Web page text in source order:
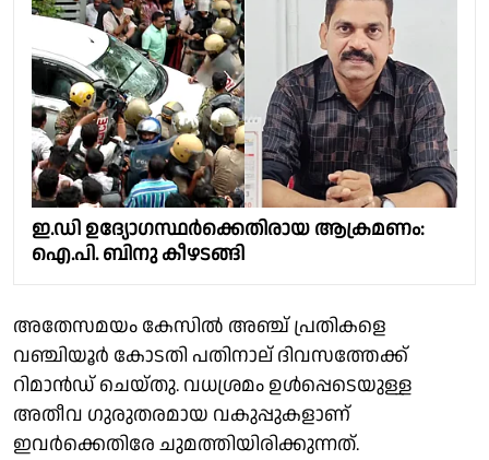
ഇ.ഡി ഉദ്യോഗസ്ഥർക്കെതിരായ ആക്രമണം:
ഐ.പി. ബിനു കീഴടങ്ങി
അതേസമയം കേസില്‍ അഞ്ച് പ്രതികളെ
വഞ്ചിയൂര്‍ കോടതി പതിനാല് ദിവസത്തേക്ക്
റിമാന്‍ഡ് ചെയ്തു. വധശ്രമം ഉള്‍പ്പെടെയുള്ള
അതീവ ഗുരുതരമായ വകുപ്പുകളാണ്
ഇവര്‍ക്കെതിരേ ചുമത്തിയിരിക്കുന്നത്.